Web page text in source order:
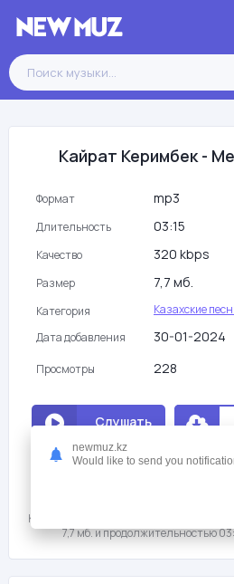
Кайрат Керимбек -
Формат mp3
Длительность 03:15
Качество 320 kbps
Размер 7,7 мб.
Категория
Казахские
Дата добавления
30-01-2024
Просмотры 228
Слушать
Мне нравится 0
На этой странице вы можете
Керимбек - Менин байлыгым с
7,7 мб. и продолжительностью
newmuz.kz
Would like to send you